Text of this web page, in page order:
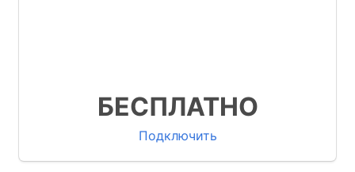
БЕСПЛАТНО
Подключить